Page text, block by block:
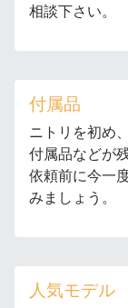
相談下さい。
付属品
ニトリを初め
付属品などが
依頼前に今一
みましょう。
人気モデル